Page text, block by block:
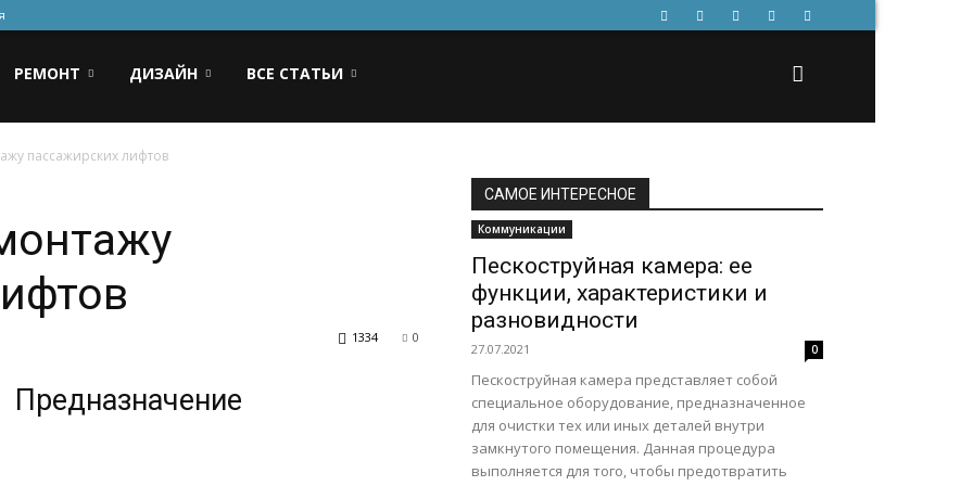
РЕМОНТ ДИЗАЙН ВСЕ СТАТЬИ
пассажирских лифтов
0
1334
Предназначение
САМОЕ ИНТЕРЕСНОЕ
Коммуникации
Пескоструйная камера: ее
функции, характеристики и
разновидности
27.07.2021 0
Пескоструйная камера представляет собой
специальное оборудование, предназначенное
для очистки тех или иных деталей внутри
замкнутого помещения. Данная процедура
выполняется для того, чтобы предотвратить